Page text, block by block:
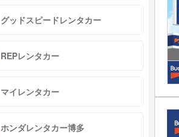
グッドスピードレンタカー
REPレンタカー
マイレンタカー
ホンダレンタカー博多